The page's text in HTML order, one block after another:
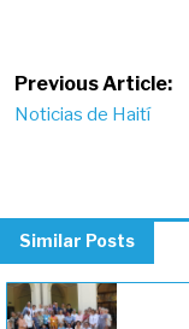
Post
Previous Article:
Noticias de Haití
Similar Posts